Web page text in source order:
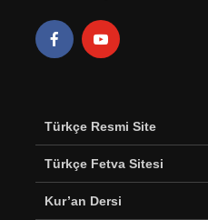
Türkçe Resmi Site
Türkçe Fetva Sitesi
Kur’an Dersi